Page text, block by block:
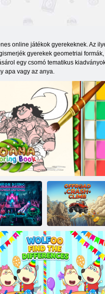
online játékok gyerekeknek. Az
gyerekek geometriai
egy csomó tematikus
apa vagy az anya.
Moana kifestőkönyv
romok:
Defense
Offroad Crash
Climb